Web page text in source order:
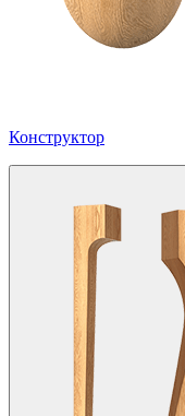
Конструктор